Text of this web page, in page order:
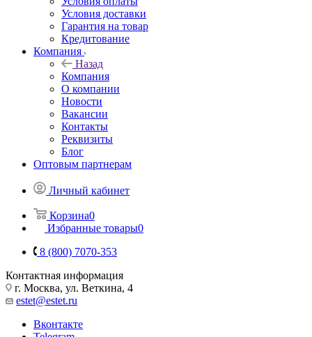
Условия доставки
Гарантия на товар
Кредитование
Компания
Назад
Компания
О компании
Новости
Вакансии
Контакты
Реквизиты
Блог
Оптовым партнерам
Личный кабинет
Корзина0
Избранные товары0
8 (800) 7070-353
Контактная информация
г. Москва, ул. Веткина, 4
estet@estet.ru
Вконтакте